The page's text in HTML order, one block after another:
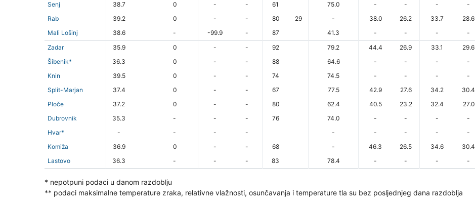
Senj
38.7 0 - - 61 75.0 - - -
-
Rab
39.2 0 - - 80 29 - 38.0 26.2 33.7
28.6
Mali Lošinj
38.6 - -99.9 - 87 41.3 - - -
-
Zadar
35.9 0 - - 92 79.2 44.4 26.9 33.1
29.6
Šibenik*
36.3 0 - - 88 64.6 - - -
-
Knin
39.5 0 - - 74 74.5 - - -
-
Split-Marjan
37.4 0 - - 67 77.5 42.9 27.6 34.2
30.4
Ploče
37.2 0 - - 80 62.4 40.5 23.2 32.4
27.0
Dubrovnik
35.3 - - - 76 74.0 - - -
-
Hvar*
- - - - - - - -
-
Komiža
36.9 0 - - 68 - 46.3 26.5 34.6
30.4
Lastovo
36.3 - - - 83 78.4 - - - -
* nepotpuni podaci u danom razdoblju
** podaci maksimalne temperature zraka, relativne vlažnosti, osunčavanja i temperature tla su bez posljednjeg dana razdoblja